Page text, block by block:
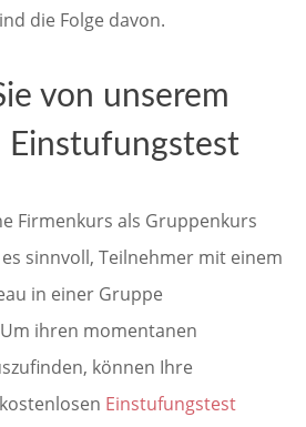
die Folge davon.
von unserem
Einstufungstest
Firmenkurs als Gruppenkurs
sinnvoll, Teilnehmer mit einem
in einer Gruppe
ihren momentanen
können Ihre
Einstufungstest